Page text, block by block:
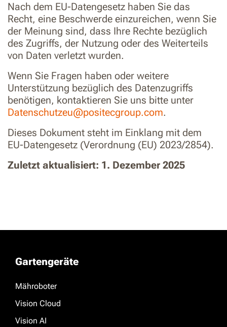
Nach dem EU-Datengesetz haben Sie das
Recht, eine Beschwerde einzureichen, wenn Sie
der Meinung sind, dass Ihre Rechte bezüglich
des Zugriffs, der Nutzung oder des Weiterteils
von Daten verletzt wurden.
Wenn Sie Fragen haben oder weitere
Unterstützung bezüglich des Datenzugriffs
benötigen, kontaktieren Sie uns bitte unter
Datenschutzeu@positecgroup.com.
Dieses Dokument steht im Einklang mit dem
EU-Datengesetz (Verordnung (EU) 2023/2854).
Zuletzt aktualisiert: 1. Dezember 2025
Gartengeräte
Mähroboter
Vision Cloud
Vision AI